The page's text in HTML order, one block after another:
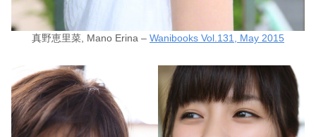
真野恵里菜, Mano Erina – Wanibooks Vol.131, May 2015